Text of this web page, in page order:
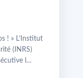
! » L’Institut
(INRS)
l…